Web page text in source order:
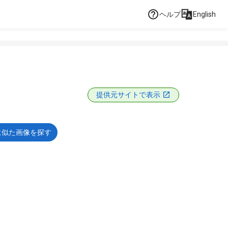
ヘルプ English
提供元サイトで表示
た画像を探す